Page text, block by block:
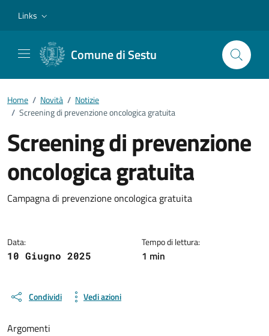
Links
Comune di Sestu
Home / Novità / Notizie
/ Screening di prevenzione oncologica gratuita
Screening di prevenzione
oncologica gratuita
Dettagli della notizia
Campagna di prevenzione oncologica gratuita
Data:
10 Giugno 2025
Tempo di lettura:
1 min
Condividi Vedi azioni
Argomenti